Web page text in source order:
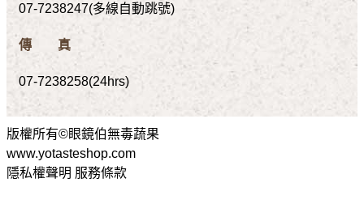
07-7238247(多線自動跳號)
傳 真
07-7238258(24hrs)
版權所有©眼鏡伯無毒蔬果
www.yotasteshop.com
隱私權聲明 服務條款